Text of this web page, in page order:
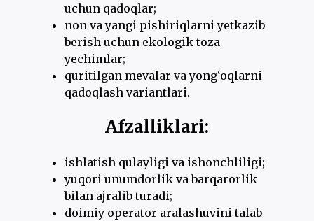
uchun qadoqlar;
non va yangi pishiriqlarni yetkazib
berish uchun ekologik toza
yechimlar;
quritilgan mevalar va yong‘oqlarni
qadoqlash variantlari.
Afzalliklari:
ishlatish qulayligi va ishonchliligi;
yuqori unumdorlik va barqarorlik
bilan ajralib turadi;
doimiy operator aralashuvini talab